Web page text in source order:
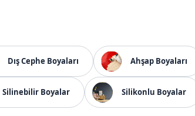
Dış Cephe Boyaları Ahşap Boyaları
Silinebilir Boyalar Silikonlu Boyalar